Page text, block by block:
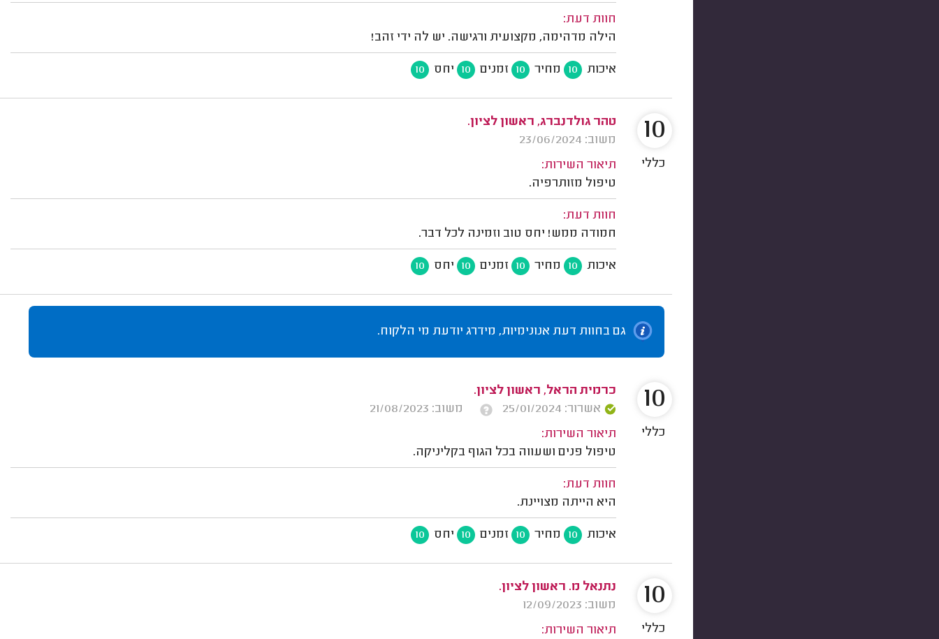
חוות דעת:
הילה מדהימה, מקצועית ורגישה. יש לה ידי זהב!
איכות 10 מחיר 10 זמנים 10 יחס 10
טהר גולדנברג, ראשון לציון.
משוב: 23/06/2024
תיאור השירות:
טיפול מזותרפיה.
חוות דעת:
חמודה ממש! יחס טוב וזמינה לכל דבר.
איכות 10 מחיר 10 זמנים 10 יחס 10
10
כללי
גם בחוות דעת אנונימיות, מידרג יודעת מי הלקוח.
כרמית הראל, ראשון לציון.
אשרור: 25/01/2024
משוב: 21/08/2023
תיאור השירות:
טיפול פנים ושעווה בכל הגוף בקליניקה.
חוות דעת:
היא הייתה מצויינת.
איכות 10 מחיר 10 זמנים 10 יחס 10
10
כללי
נתנאל מ. ראשון לציון.
משוב: 12/09/2023
תיאור השירות:
10
כללי